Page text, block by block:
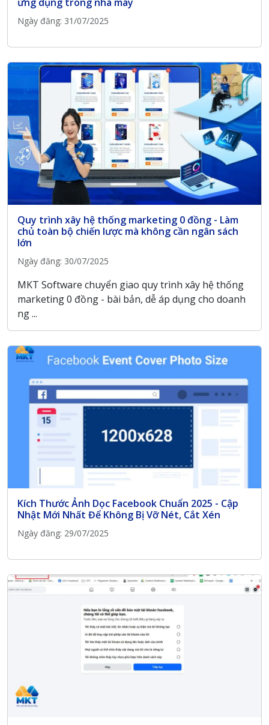
Ngày đăng: 31/07/2025
Quy trình xây hệ thống marketing 0 đồng - Làm
chủ toàn bộ chiến lược mà không cần ngân sách
lớn
Ngày đăng: 30/07/2025
MKT Software chuyển giao quy trình xây hệ thống
marketing 0 đồng - bài bản, dễ áp dụng cho doanh
ng ...
Kích Thước Ảnh Dọc Facebook Chuẩn 2025 - Cập
Nhật Mới Nhất Để Không Bị Vỡ Nét, Cắt Xén
Ngày đăng: 29/07/2025